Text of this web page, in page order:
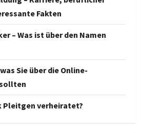
Fakten
– Was ist über den Namen
Sie über die Online-
Pleitgen verheiratet?